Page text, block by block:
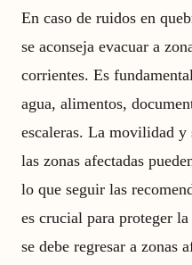
En caso de ruidos en
se aconseja evacuar a
corrientes. Es
agua, alimentos,
escaleras. La movilidad y
las zonas afectadas
lo que seguir las
es crucial para proteger
se debe regresar a zonas